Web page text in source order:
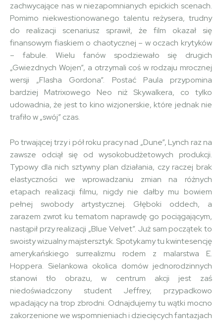
zachwycające nas w niezapomnianych epickich scenach.
Pomimo niekwestionowanego talentu reżysera, trudny
do realizacji scenariusz sprawił, że film okazał się
finansowym fiaskiem o chaotycznej – w oczach krytyków
– fabule. Wielu fanów spodziewało się drugich
„Gwiezdnych Wojen”, a otrzymali coś w rodzaju mrocznej
wersji „Flasha Gordona”. Postać Paula przypomina
bardziej Matrixowego Neo niż Skywalkera, co tylko
udowadnia, że jest to kino wizjonerskie, które jednak nie
trafiło w „swój” czas.
Po trwającej trzy i pół roku pracy nad „Dune”, Lynch raz na
zawsze odciął się od wysokobudżetowych produkcji.
Typowy dla nich sztywny plan działania, czy raczej brak
elastyczności we wprowadzaniu zmian na różnych
etapach realizacji filmu, nigdy nie dałby mu bowiem
pełnej swobody artystycznej. Głęboki oddech, a
zarazem zwrot ku tematom naprawdę go pociągającym,
nastąpił przy realizacji „Blue Velvet”. Już sam początek to
swoisty wizualny majstersztyk. Spotykamy tu kwintesencję
amerykańskiego surrealizmu rodem z malarstwa E.
Hoppera. Sielankowa okolica domów jednorodzinnych
stanowi tło obrazu, w centrum akcji jest zaś
niedoświadczony student Jeffrey, przypadkowo
wpadający na trop zbrodni. Odnajdujemy tu wątki mocno
zakorzenione we wspomnieniach i dziecięcych fantazjach